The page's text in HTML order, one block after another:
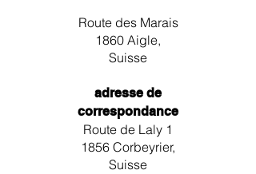
Route des Marais
1860 Aigle,
Suisse
adresse de
correspondance
Route de Laly 1
1856 Corbeyrier,
Suisse